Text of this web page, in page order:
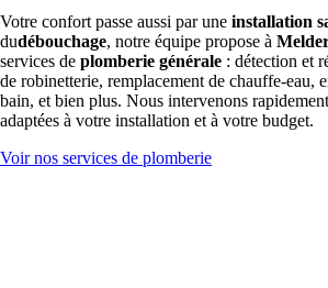
Votre confort passe aussi par une installation
dudébouchage, notre équipe propose à
services de plomberie générale : détection et
de robinetterie, remplacement de chauffe-eau,
bain, et bien plus. Nous intervenons
adaptées à votre installation et à votre budget.
Voir nos services de plomberie